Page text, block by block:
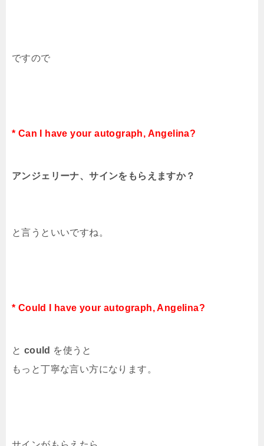
ですので
* Can I have your autograph, Angelina?
アンジェリーナ、サインをもらえますか？
と言うといいですね。
* Could I have your autograph, Angelina?
と could を使うと
もっと丁寧な言い方になります。